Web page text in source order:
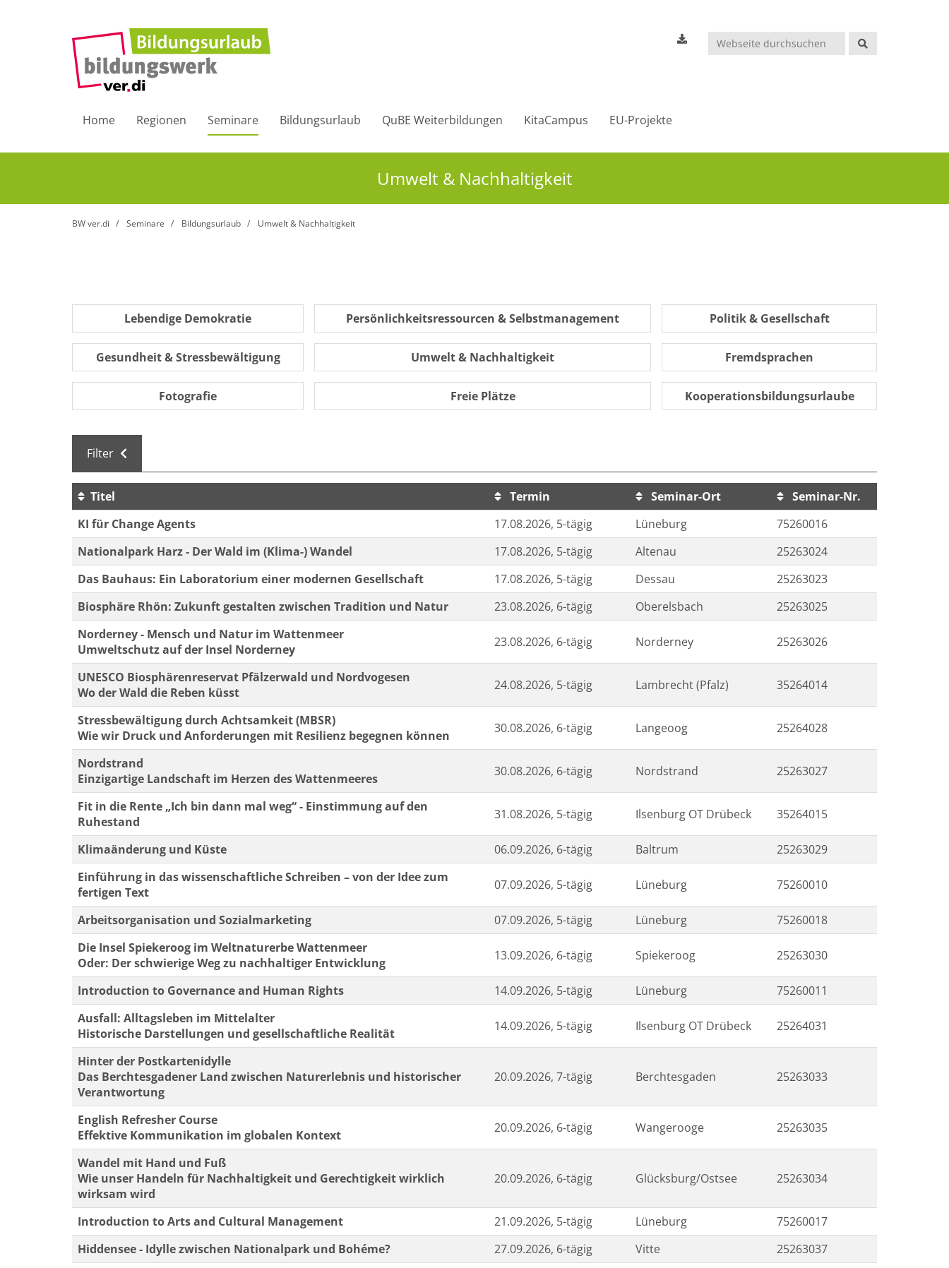
Suchen
Home Regionen Seminare Bildungsurlaub QuBE Weiterbildungen KitaCampus EU-Projekte
Umwelt & Nachhaltigkeit
BW ver.di Seminare Bildungsurlaub Umwelt & Nachhaltigkeit
Lebendige Demokratie Persönlichkeitsressourcen & Selbstmanagement Politik & Gesellschaft
Gesundheit & Stressbewältigung Umwelt & Nachhaltigkeit Fremdsprachen
Fotografie Freie Plätze Kooperationsbildungsurlaube
Filter
Kursübersicht. Tabellenüberschriften können sortiert werden.
Titel Termin Seminar-Ort
Seminar-Nr.
KI für Change Agents
17.08.2026, 5-tägig Lüneburg
75260016
Nationalpark Harz - Der Wald im (Klima-) Wandel
17.08.2026, 5-tägig Altenau
25263024
Das Bauhaus: Ein Laboratorium einer modernen Gesellschaft
17.08.2026, 5-tägig Dessau
25263023
Biosphäre Rhön: Zukunft gestalten zwischen Tradition und Natur
23.08.2026, 6-tägig Oberelsbach
25263025
Norderney - Mensch und Natur im Wattenmeer
Umweltschutz auf der Insel Norderney
23.08.2026, 6-tägig Norderney 25263026
UNESCO Biosphärenreservat Pfälzerwald und Nordvogesen
Wo der Wald die Reben küsst
24.08.2026, 5-tägig Lambrecht (Pfalz) 35264014
Stressbewältigung durch Achtsamkeit (MBSR)
Wie wir Druck und Anforderungen mit Resilienz begegnen können
30.08.2026, 6-tägig Langeoog 25264028
Nordstrand
Einzigartige Landschaft im Herzen des Wattenmeeres
30.08.2026, 6-tägig Nordstrand 25263027
Fit in die Rente „Ich bin dann mal weg“ - Einstimmung auf den
Ruhestand
31.08.2026, 5-tägig Ilsenburg OT Drübeck 35264015
Klimaänderung und Küste 06.09.2026, 6-tägig Baltrum
25263029
Einführung in das wissenschaftliche Schreiben – von der Idee zum
fertigen Text
07.09.2026, 5-tägig Lüneburg 75260010
Arbeitsorganisation und Sozialmarketing 07.09.2026, 5-tägig Lüneburg
75260018
Die Insel Spiekeroog im Weltnaturerbe Wattenmeer
Oder: Der schwierige Weg zu nachhaltiger Entwicklung
13.09.2026, 6-tägig Spiekeroog 25263030
Introduction to Governance and Human Rights 14.09.2026, 5-tägig Lüneburg
75260011
Ausfall: Alltagsleben im Mittelalter
Historische Darstellungen und gesellschaftliche Realität
14.09.2026, 5-tägig Ilsenburg OT Drübeck 25264031
Hinter der Postkartenidylle
Das Berchtesgadener Land zwischen Naturerlebnis und historischer
Verantwortung
20.09.2026, 7-tägig Berchtesgaden 25263033
English Refresher Course
Effektive Kommunikation im globalen Kontext
20.09.2026, 6-tägig Wangerooge 25263035
Wandel mit Hand und Fuß
Wie unser Handeln für Nachhaltigkeit und Gerechtigkeit wirklich
wirksam wird
20.09.2026, 6-tägig Glücksburg/Ostsee 25263034
Introduction to Arts and Cultural Management 21.09.2026, 5-tägig Lüneburg
75260017
Hiddensee - Idylle zwischen Nationalpark und Bohéme?
27.09.2026, 6-tägig Vitte
25263037